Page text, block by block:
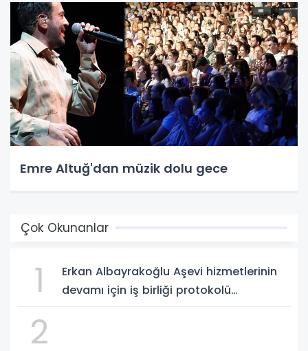
Emre Altuğ'dan müzik dolu gece
Çok Okunanlar
1
Erkan Albayrakoğlu Aşevi hizmetlerinin
devamı için iş birliği protokolü
2